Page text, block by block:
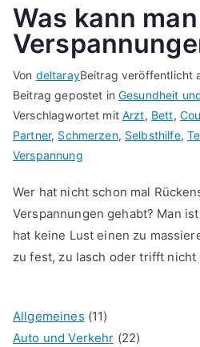
Was kann
Von deltarayBeitrag veröffentlicht
Beitrag gepostet inGesundheit
Verschlagwortet mitArzt, Bett,
Partner, Schmerzen, Selbsthilfe,
Verspannung
Wer hat nicht schon mal
Verspannungen gehabt? Man
hat keine Lust einen zu
zu fest, zu lasch oder trifft
Allgemeines (11)
Auto und Verkehr (22)